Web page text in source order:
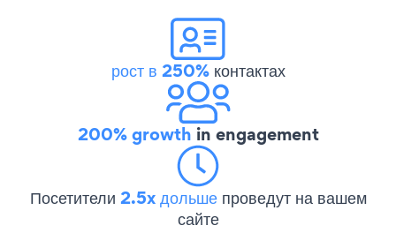
рост в 250%контактах
200% growth in engagement
Посетители 2.5x дольше проведут на вашем
сайте